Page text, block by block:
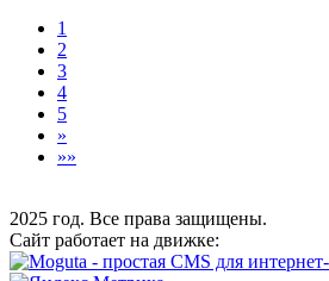
1
2
3
4
5
»
»»
2025 год. Все права защищены.
Сайт работает на движке: